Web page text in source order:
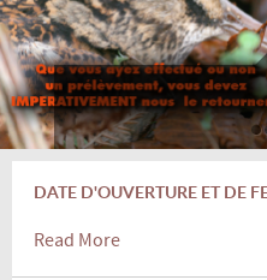
DATE D'OUVERTURE ET DE
Read More